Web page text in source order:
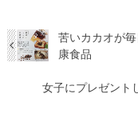
苦いカカオが
康食品
女子にプレゼント